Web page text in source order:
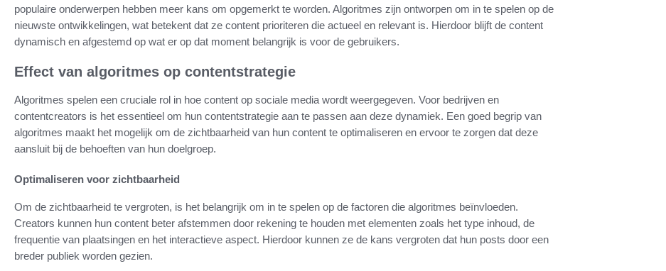
populaire onderwerpen hebben meer kans om opgemerkt te worden. Algoritmes zijn ontworpen om in te spelen op de
nieuwste ontwikkelingen, wat betekent dat ze content prioriteren die actueel en relevant is. Hierdoor blijft de content
dynamisch en afgestemd op wat er op dat moment belangrijk is voor de gebruikers.
Effect van algoritmes op contentstrategie
Algoritmes spelen een cruciale rol in hoe content op sociale media wordt weergegeven. Voor bedrijven en
contentcreators is het essentieel om hun contentstrategie aan te passen aan deze dynamiek. Een goed begrip van
algoritmes maakt het mogelijk om de zichtbaarheid van hun content te optimaliseren en ervoor te zorgen dat deze
aansluit bij de behoeften van hun doelgroep.
Optimaliseren voor zichtbaarheid
Om de zichtbaarheid te vergroten, is het belangrijk om in te spelen op de factoren die algoritmes beïnvloeden.
Creators kunnen hun content beter afstemmen door rekening te houden met elementen zoals het type inhoud, de
frequentie van plaatsingen en het interactieve aspect. Hierdoor kunnen ze de kans vergroten dat hun posts door een
breder publiek worden gezien.